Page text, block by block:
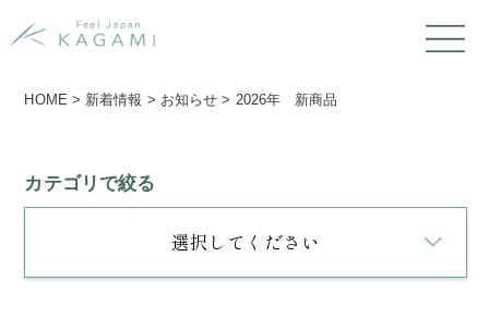
HOME > 新着情報 > お知らせ > 2026年 新商品
カテゴリで絞る
選択してください